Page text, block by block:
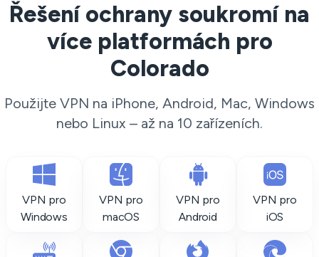
Řešení ochrany soukromí na
více platformách pro
Colorado
Použijte VPN na iPhone, Android, Mac, Windows
nebo Linux – až na 10 zařízeních.
VPN pro
Windows
VPN pro
macOS
VPN pro
Android
VPN pro
iOS